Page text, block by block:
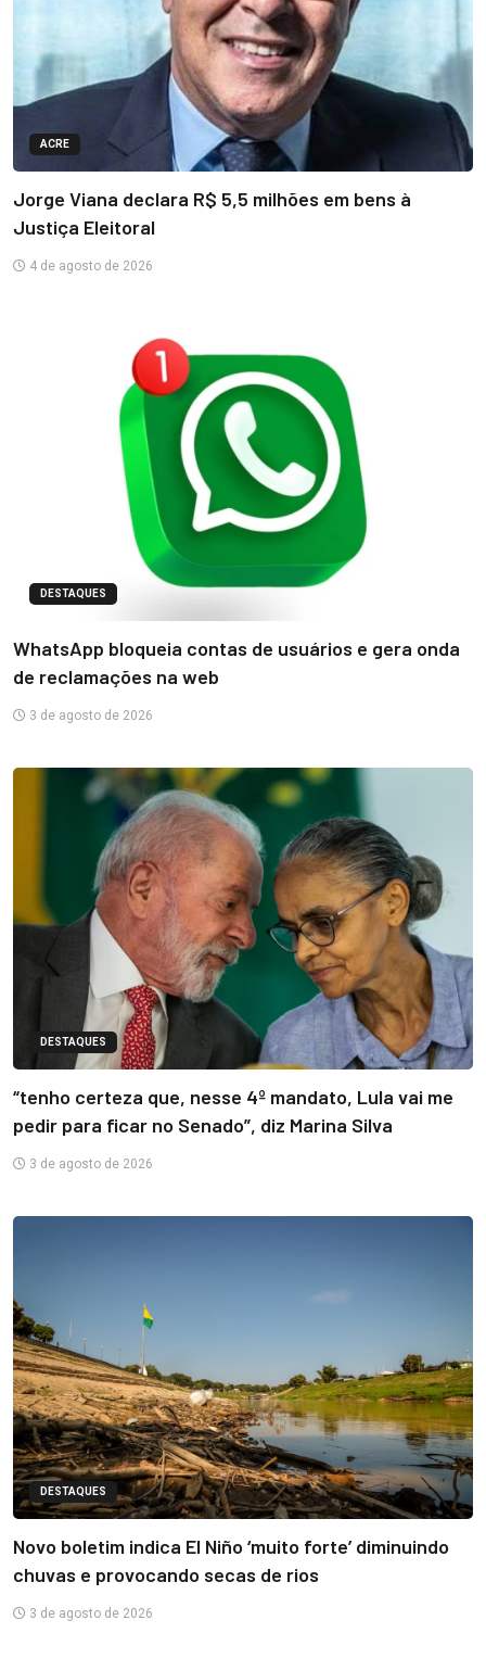
ACRE
Jorge Viana declara R$ 5,5 milhões em bens à
Justiça Eleitoral
4 de agosto de 2026
DESTAQUES
WhatsApp bloqueia contas de usuários e gera onda
de reclamações na web
3 de agosto de 2026
DESTAQUES
“tenho certeza que, nesse 4º mandato, Lula vai me
pedir para ficar no Senado”, diz Marina Silva
3 de agosto de 2026
DESTAQUES
Novo boletim indica El Niño ‘muito forte’ diminuindo
chuvas e provocando secas de rios
3 de agosto de 2026